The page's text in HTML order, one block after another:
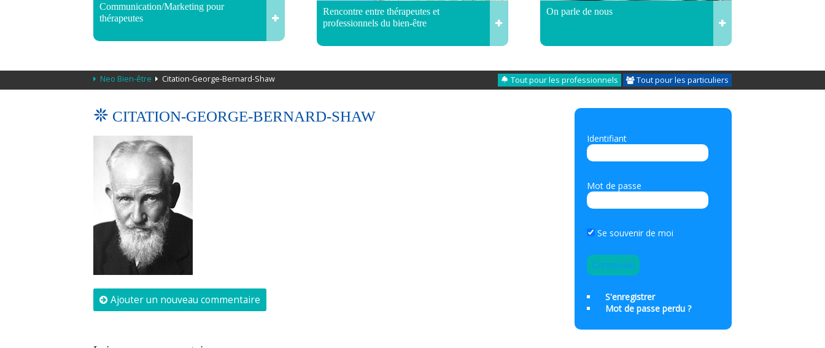
Communication/Marketing pour
thérapeutes
Rencontre entre thérapeutes et
professionnels du bien-être
On parle de nous
Neo Bien-être Citation-George-Bernard-Shaw Tout pour les professionnels Tout pour les particuliers
CITATION-GEORGE-BERNARD-SHAW
Ajouter un nouveau commentaire
Identifiant
Mot de passe
Se souvenir de moi
S'enregistrer
Mot de passe perdu ?